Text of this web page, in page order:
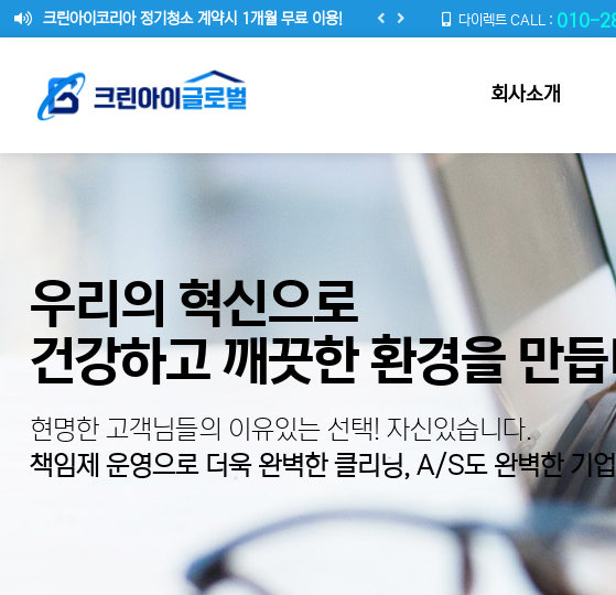
(주)크린아이 글로벌 홈페이지가 리뉴얼 되었습니다.
크린아이코리아 정기청소 계약시 1개월 무료 이용!
다이렉트 CALL : 010-
회사소개
우리의 혁신으로
건강하고 깨끗한 환경을 만
현명한 고객님들의 이유있는 선택! 자신있습니다.
책임제 운영으로 더욱 완벽한 클리닝, A/S도 완벽한 기업